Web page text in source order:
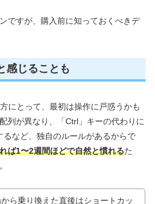
ですが、購入前に知っておくべきデ
感じることも
にとって、最初は操作に戸惑うかも
列が異なり、「Ctrl」キーの代わりに
るなど、独自のルールがあるからで
ば1〜2週間ほどで自然と慣れるた
ら乗り換えた直後はショートカッ